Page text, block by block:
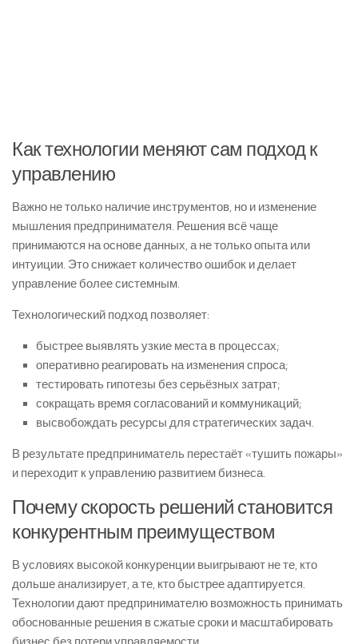
Как технологии меняют сам подход к
управлению
Важно не только наличие инструментов, но и изменение
мышления предпринимателя. Решения всё чаще
принимаются на основе данных, а не только опыта или
интуиции. Это снижает количество ошибок и делает
управление более системным.
Технологический подход позволяет:
быстрее выявлять узкие места в процессах;
оперативно реагировать на изменения спроса;
тестировать гипотезы без серьёзных затрат;
сокращать время согласований и коммуникаций;
высвобождать ресурсы для стратегических задач.
В результате предприниматель перестаёт «тушить пожары»
и переходит к управлению развитием бизнеса.
Почему скорость решений становится
конкурентным преимуществом
В условиях высокой конкуренции выигрывают не те, кто
дольше анализирует, а те, кто быстрее адаптируется.
Технологии дают предпринимателю возможность принимать
обоснованные решения в сжатые сроки и масштабировать